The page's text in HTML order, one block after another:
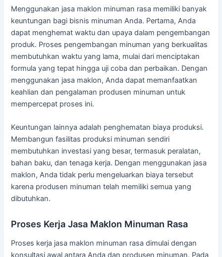
Menggunakan jasa maklon minuman rasa memiliki banyak
keuntungan bagi bisnis minuman Anda. Pertama, Anda
dapat menghemat waktu dan upaya dalam pengembangan
produk. Proses pengembangan minuman yang berkualitas
membutuhkan waktu yang lama, mulai dari menciptakan
formula yang tepat hingga uji coba dan perbaikan. Dengan
menggunakan jasa maklon, Anda dapat memanfaatkan
keahlian dan pengalaman produsen minuman untuk
mempercepat proses ini.
Keuntungan lainnya adalah penghematan biaya produksi.
Membangun fasilitas produksi minuman sendiri
membutuhkan investasi yang besar, termasuk peralatan,
bahan baku, dan tenaga kerja. Dengan menggunakan jasa
maklon, Anda tidak perlu mengeluarkan biaya tersebut
karena produsen minuman telah memiliki semua yang
dibutuhkan.
Proses Kerja Jasa Maklon Minuman Rasa
Proses kerja jasa maklon minuman rasa dimulai dengan
konsultasi awal antara Anda dan produsen minuman. Pada